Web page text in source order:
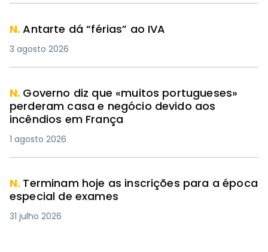
N.Antarte dá “férias” ao IVA
3 agosto 2026
N. Governo diz que «muitos portugueses»
perderam casa e negócio devido aos
incêndios em França
1 agosto 2026
N. Terminam hoje as inscrições para a época
especial de exames
31 julho 2026